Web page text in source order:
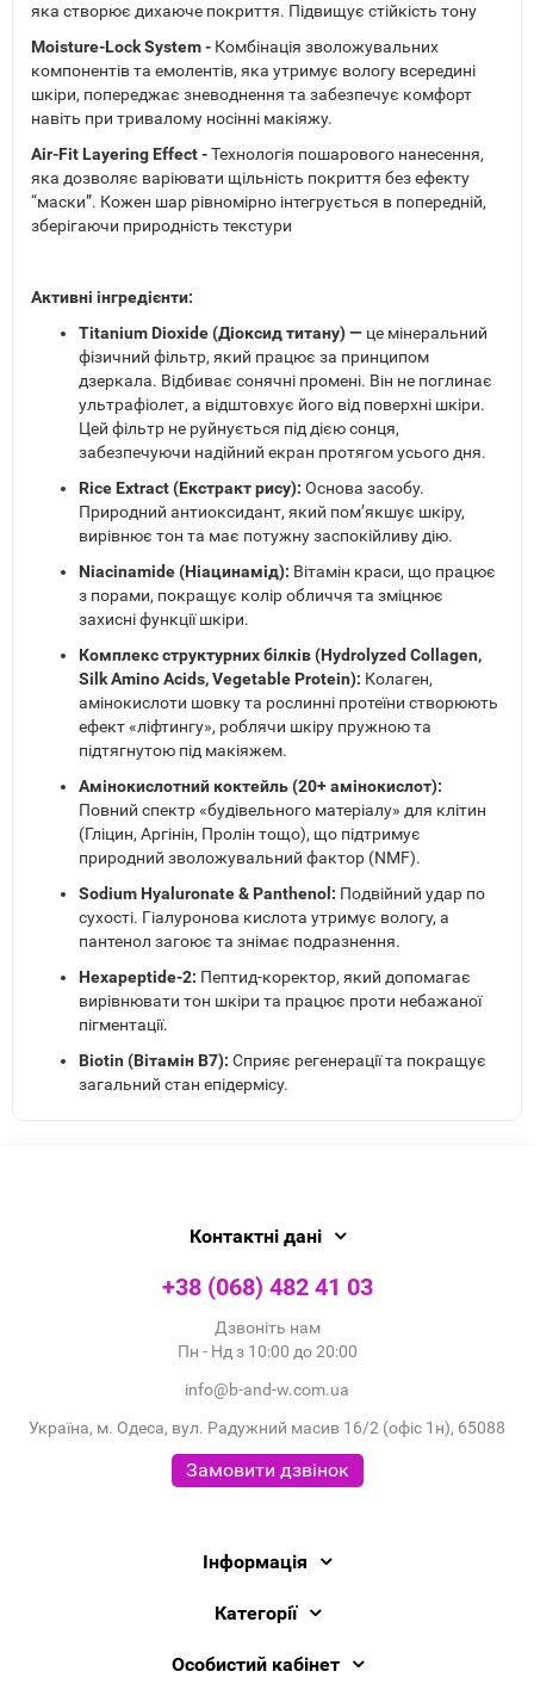
яка створює дихаюче покриття. Підвищує стійкість тону
Moisture-Lock System - Комбінація зволожувальних
компонентів та емолентів, яка утримує вологу всередині
шкіри, попереджає зневоднення та забезпечує комфорт
навіть при тривалому носінні макіяжу.
Air-Fit Layering Effect -Технологія пошарового нанесення,
яка дозволяє варіювати щільність покриття без ефекту
“маски”. Кожен шар рівномірно інтегрується в попередній,
зберігаючи природність текстури
Активні інгредієнти:
Titanium Dioxide (Діоксид титану) — це мінеральний
фізичний фільтр, який працює за принципом
дзеркала. Відбиває сонячні промені. Він не поглинає
ультрафіолет, а відштовхує його від поверхні шкіри.
Цей фільтр не руйнується під дією сонця,
забезпечуючи надійний екран протягом усього дня.
Rice Extract (Екстракт рису): Основа засобу.
Природний антиоксидант, який пом’якшує шкіру,
вирівнює тон та має потужну заспокійливу дію.
Niacinamide (Ніацинамід): Вітамін краси, що працює
з порами, покращує колір обличчя та зміцнює
захисні функції шкіри.
Комплекс структурних білків (Hydrolyzed Collagen,
Silk Amino Acids, Vegetable Protein): Колаген,
амінокислоти шовку та рослинні протеїни створюють
ефект «ліфтингу», роблячи шкіру пружною та
підтягнутою під макіяжем.
Амінокислотний коктейль (20+ амінокислот):
Повний спектр «будівельного матеріалу» для клітин
(Гліцин, Аргінін, Пролін тощо), що підтримує
природний зволожувальний фактор (NMF).
Sodium Hyaluronate & Panthenol: Подвійний удар по
сухості. Гіалуронова кислота утримує вологу, а
пантенол загоює та знімає подразнення.
Hexapeptide-2: Пептид-коректор, який допомагає
вирівнювати тон шкіри та працює проти небажаної
пігментації.
Biotin (Вітамін B7): Сприяє регенерації та покращує
загальний стан епідермісу.
Контактні дані
+38 (068) 482 41 03
Дзвоніть нам
Пн - Нд з 10:00 до 20:00
info@b-and-w.com.ua
Україна, м. Одеса, вул. Радужний масив 16/2 (офіс 1н), 65088
Замовити дзвінок
Інформація
Категорії
Особистий кабінет